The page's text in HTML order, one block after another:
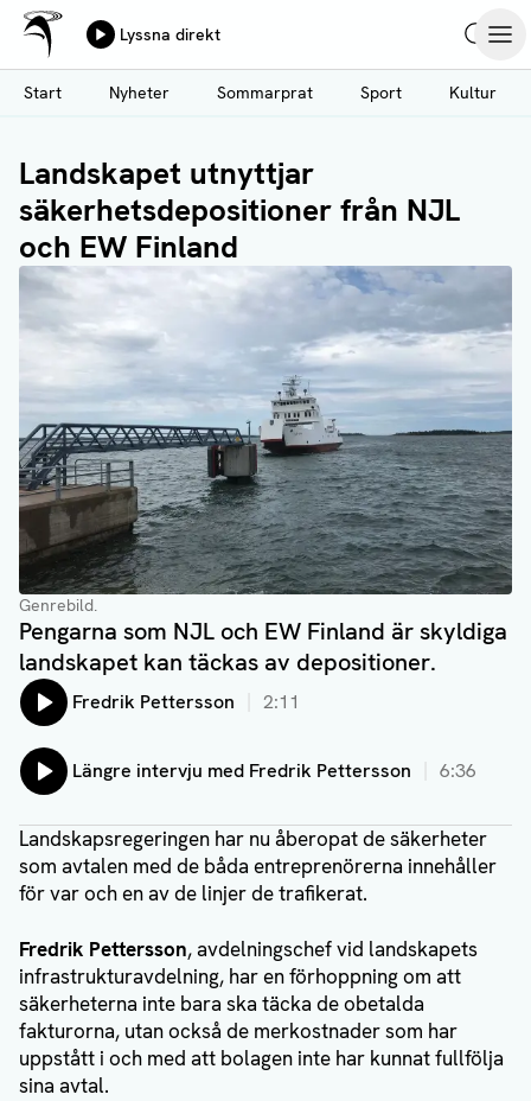
Hoppa
till
huvudinnehåll
Ålands Radio & TV
Lyssna direkt
Start
Nyheter Sommarprat Sport Kultur
Landskapet utnyttjar
säkerhetsdepositioner från NJL
och EW Finland
Genrebild.
Pengarna som NJL och EW Finland är skyldiga
landskapet kan täckas av depositioner.
Lyssna på:
Fredrik Pettersson 2:11
Lyssna på:
Längre intervju med Fredrik Pettersson 6:36
Landskapsregeringen har nu åberopat de säkerheter
som avtalen med de båda entreprenörerna innehåller
för var och en av de linjer de trafikerat.
Fredrik Pettersson, avdelningschef vid landskapets
infrastrukturavdelning, har en förhoppning om att
säkerheterna inte bara ska täcka de obetalda
fakturorna, utan också de merkostnader som har
uppstått i och med att bolagen inte har kunnat fullfölja
sina avtal.